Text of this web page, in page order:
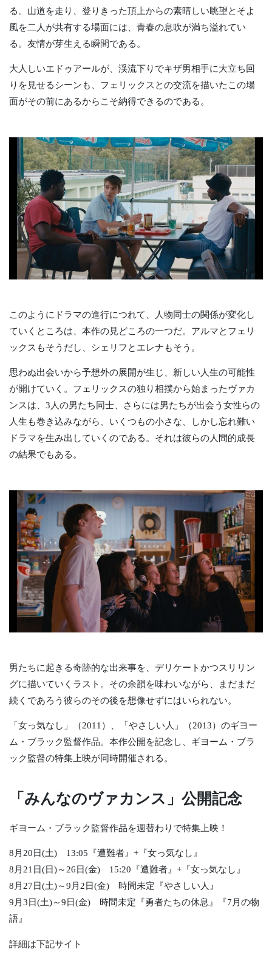
る。山道を走り、登りきった頂上からの素晴しい眺望とそよ
風を二人が共有する場面には、青春の息吹が満ち溢れてい
る。友情が芽生える瞬間である。
大人しいエドゥアールが、渓流下りでキザ男相手に大立ち回
りを見せるシーンも、フェリックスとの交流を描いたこの場
面がその前にあるからこそ納得できるのである。
このようにドラマの進行につれて、人物同士の関係が変化し
ていくところは、本作の見どころの一つだ。アルマとフェリ
ックスもそうだし、シェリフとエレナもそう。
思わぬ出会いから予想外の展開が生じ、新しい人生の可能性
が開けていく。フェリックスの独り相撲から始まったヴァカ
ンスは、3人の男たち同士、さらには男たちが出会う女性らの
人生も巻き込みながら、いくつもの小さな、しかし忘れ難い
ドラマを生み出していくのである。それは彼らの人間的成長
の結果でもある。
男たちに起きる奇跡的な出来事を、デリケートかつスリリン
グに描いていくラスト。その余韻を味わいながら、まだまだ
続くであろう彼らのその後を想像せずにはいられない。
「女っ気なし」（2011）、「やさしい人」（2013）のギヨー
ム・ブラック監督作品。本作公開を記念し、ギヨーム・ブラ
ック監督の特集上映が同時開催される。
「みんなのヴァカンス」公開記念
ギヨーム・ブラック監督作品を週替わりで特集上映！
8月20日(土) 13:05『遭難者』+『女っ気なし』
8月21日(日)～26日(金) 15:20『遭難者』+『女っ気なし』
8月27日(土)～9月2日(金) 時間未定『やさしい人』
9月3日(土)～9日(金) 時間未定『勇者たちの休息』『7月の物
語』
詳細は下記サイト